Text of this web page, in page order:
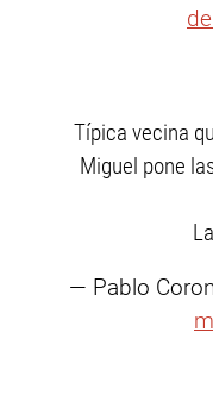
Típica vecina
Miguel pone
— Pablo